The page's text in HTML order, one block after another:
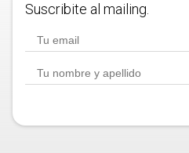
Suscribite al mailing.